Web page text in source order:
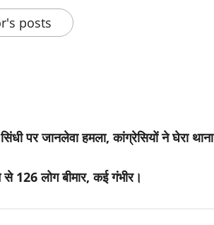
posts
पर जानलेवा हमला, कांग्रेसियों ने घेरा थाना
से 126 लोग बीमार, कई गंभीर।